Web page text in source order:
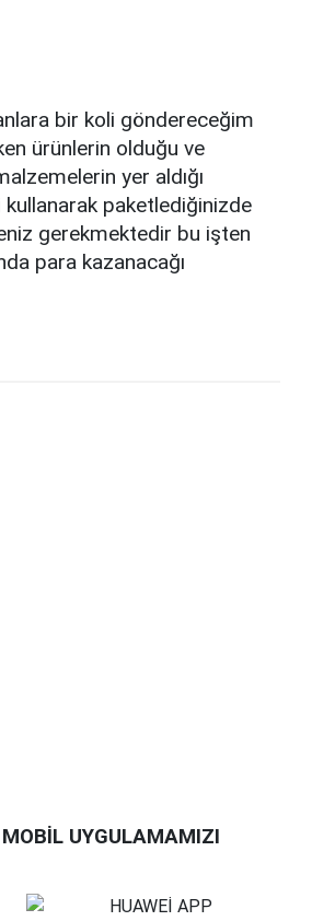
bir koli göndereceğim
ürünlerin olduğu ve
yer aldığı
kullanarak paketlediğinizde
gerekmektedir bu işten
para kazanacağı
UYGULAMAMIZI